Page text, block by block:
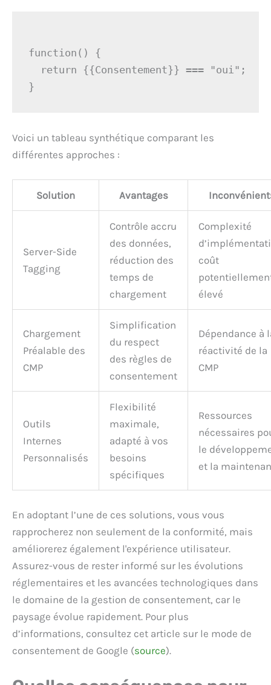
function() {
  return {{Consentement}} === "oui";
Voici un tableau synthétique comparant les
différentes approches :
Solution Avantages
Server-Side
Tagging
Contrôle accru
des données,
réduction des
temps de
chargement
Complexité
coût
élevé
Chargement
Préalable des
CMP
Simplification
du respect
des règles de
consentement
Dépendance à
réactivité de la
CMP
Outils
Internes
Personnalisés
Flexibilité
maximale,
adapté à vos
besoins
spécifiques
Ressources
nécessaires
le
et la
En adoptant l’une de ces solutions, vous vous
rapprocherez non seulement de la conformité, mais
améliorerez également l'expérience utilisateur.
Assurez-vous de rester informé sur les évolutions
réglementaires et les avancées technologiques dans
le domaine de la gestion de consentement, car le
paysage évolue rapidement. Pour plus
d’informations, consultez cet article sur le mode de
consentement de Google (source).